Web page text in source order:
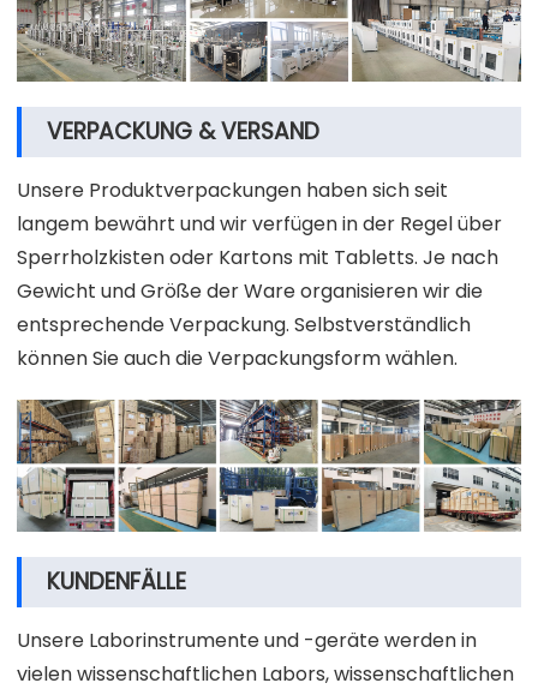
VERPACKUNG & VERSAND
Unsere Produktverpackungen haben sich seit
langem bewährt und wir verfügen in der Regel über
Sperrholzkisten oder Kartons mit Tabletts. Je nach
Gewicht und Größe der Ware organisieren wir die
entsprechende Verpackung. Selbstverständlich
können Sie auch die Verpackungsform wählen.
KUNDENFÄLLE
Unsere Laborinstrumente und -geräte werden in
vielen wissenschaftlichen Labors, wissenschaftlichen